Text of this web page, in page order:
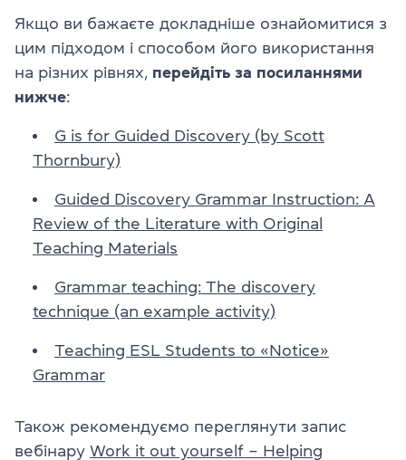
Якщо ви бажаєте докладніше ознайомитися з
цим підходом і способом його використання
на різних рівнях, перейдіть за посиланнями
нижче:
G is for Guided Discovery (by Scott
Thornbury)
Guided Discovery Grammar Instruction: A
Review of the Literature with Original
Teaching Materials
Grammar teaching: The discovery
technique (an example activity)
Teaching ESL Students to «Notice»
Grammar
Також рекомендуємо переглянути запис
вебінару Work it out yourself – Helping